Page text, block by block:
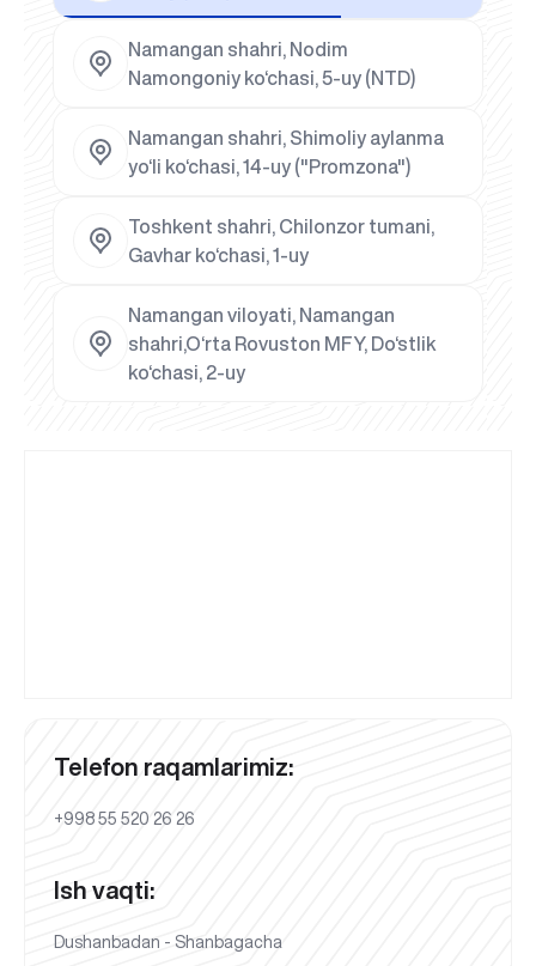
Namangan shahri, Nodim
Namongoniy ko‘chasi, 5-uy (NTD)
Namangan shahri, Shimoliy aylanma
yo‘li ko‘chasi, 14-uy ("Promzona")
Toshkent shahri, Chilonzor tumani,
Gavhar ko‘chasi, 1-uy
Namangan viloyati, Namangan
shahri,O‘rta Rovuston MFY, Do‘stlik
ko‘chasi, 2-uy
Telefon raqamlarimiz:
+998 55 520 26 26
Ish vaqti:
Dushanbadan - Shanbagacha